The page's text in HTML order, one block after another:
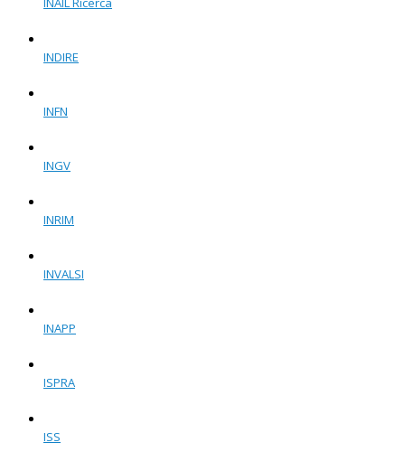
INDIRE
INFN
INGV
INRIM
INVALSI
INAPP
ISPRA
ISS